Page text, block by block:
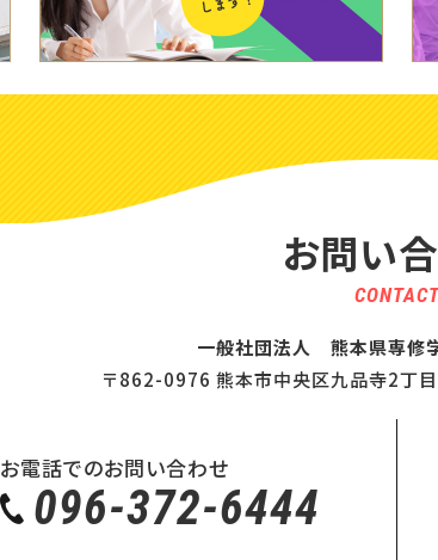
お問い
一般社団法人 熊本県専修
〒862-0976 熊本市中央区九品寺2丁
お電話でのお問い合わせ
096-372-6444